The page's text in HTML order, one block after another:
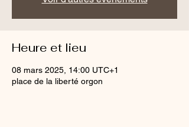
Heure et lieu
08 mars 2025, 14:00 UTC+1
place de la liberté orgon